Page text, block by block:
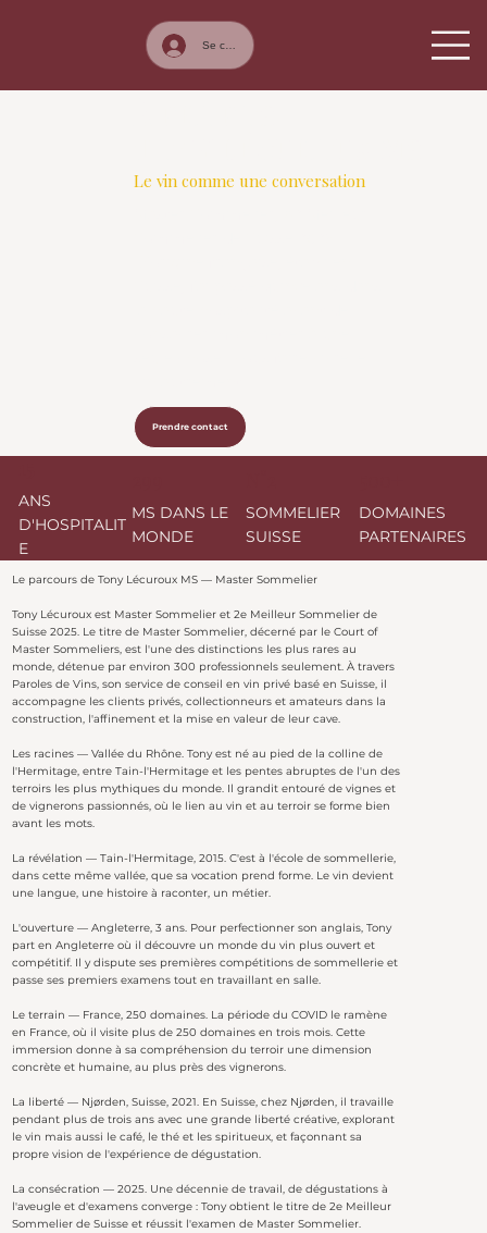
Se connecter
Le vin comme une conversation
Prendre contact
ANS
D'HOSPITALIT
E
MS DANS LE
MONDE
SOMMELIER
SUISSE
DOMAINES
PARTENAIRES
Le parcours de Tony Lécuroux MS — Master Sommelier
Tony Lécuroux est Master Sommelier et 2e Meilleur Sommelier de
Suisse 2025. Le titre de Master Sommelier, décerné par le Court of
Master Sommeliers, est l'une des distinctions les plus rares au
monde, détenue par environ 300 professionnels seulement. À travers
Paroles de Vins, son service de conseil en vin privé basé en Suisse, il
accompagne les clients privés, collectionneurs et amateurs dans la
construction, l'affinement et la mise en valeur de leur cave.
Les racines — Vallée du Rhône. Tony est né au pied de la colline de
l'Hermitage, entre Tain-l'Hermitage et les pentes abruptes de l'un des
terroirs les plus mythiques du monde. Il grandit entouré de vignes et
de vignerons passionnés, où le lien au vin et au terroir se forme bien
avant les mots.
La révélation — Tain-l'Hermitage, 2015. C'est à l'école de sommellerie,
dans cette même vallée, que sa vocation prend forme. Le vin devient
une langue, une histoire à raconter, un métier.
L'ouverture — Angleterre, 3 ans. Pour perfectionner son anglais, Tony
part en Angleterre où il découvre un monde du vin plus ouvert et
compétitif. Il y dispute ses premières compétitions de sommellerie et
passe ses premiers examens tout en travaillant en salle.
Le terrain — France, 250 domaines. La période du COVID le ramène
en France, où il visite plus de 250 domaines en trois mois. Cette
immersion donne à sa compréhension du terroir une dimension
concrète et humaine, au plus près des vignerons.
La liberté — Njørden, Suisse, 2021. En Suisse, chez Njørden, il travaille
pendant plus de trois ans avec une grande liberté créative, explorant
le vin mais aussi le café, le thé et les spiritueux, et façonnant sa
propre vision de l'expérience de dégustation.
La consécration — 2025. Une décennie de travail, de dégustations à
l'aveugle et d'examens converge : Tony obtient le titre de 2e Meilleur
Sommelier de Suisse et réussit l'examen de Master Sommelier.